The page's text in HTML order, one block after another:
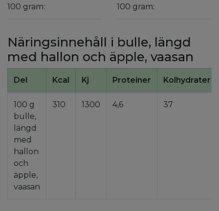
100 gram:
100 gram:
Näringsinnehåll i bulle, längd
med hallon och äpple, vaasan
Del Kcal Kj Proteiner Kolhydrater
100 g
bulle,
längd
med
hallon
och
äpple,
vaasan
310 1300 4,6 37